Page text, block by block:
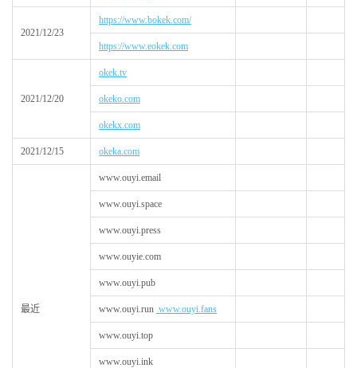
2021/12/23
https://www.bokek.com/
https://www.eokek.com
2021/12/20
okek.tv
okeko.com
okekx.com
2021/12/15 okeka.com
最近
www.ouyi.email
www.ouyi.space
www.ouyi.press
www.ouyie.com
www.ouyi.pub
www.ouyi.run www.ouyi.fans
www.ouyi.top
www.ouyi.ink